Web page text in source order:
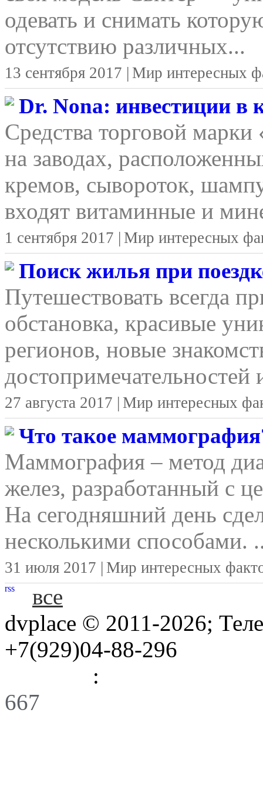
одевать и снимать
отсутствию различных...
13 сентября 2017 | Мир интересных
Dr. Nona: инвестиции в
Средства торговой
на заводах,
кремов, сывороток,
входят витаминные и
1 сентября 2017 | Мир интересных
Поиск жилья при
Путешествовать всегда
обстановка, красивые
регионов, новые
достопримечательностей
27 августа 2017 | Мир интересных
Что такое
Маммография – метод
желез, разработанный с
На сегодняшний день
несколькими способами.
31 июля 2017 | Мир интересных
rss
все
dvplace © 2011-2026;
+7(929)04-88-296
:
667